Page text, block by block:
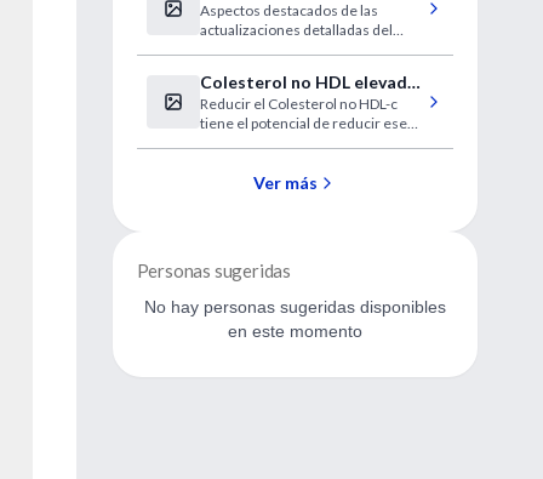
sobre RCP
Aspectos destacados de las
actualizaciones detalladas del
Colesterol no HDL elevado
asociado con un mayor
riesgo cardiovascular
Reducir el Colesterol no HDL-c
tiene el potencial de reducir ese
Ver más
Personas sugeridas
No hay personas sugeridas disponibles
en este momento